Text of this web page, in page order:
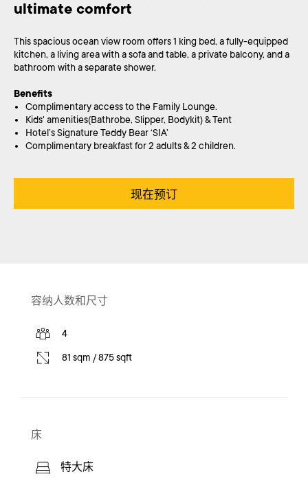
ultimate comfort
This spacious ocean view room offers 1 king bed, a fully-equipped
kitchen, a living area with a sofa and table, a private balcony, and a
bathroom with a separate shower.
Benefits
Complimentary access to the Family Lounge.
Kids' amenities(Bathrobe, Slipper, Bodykit) & Tent
Hotel’s Signature Teddy Bear ‘SIA’
Complimentary breakfast for 2 adults & 2 children.
现在预订
容纳人数和尺寸
4
81 sqm / 875 sqft
床
特大床